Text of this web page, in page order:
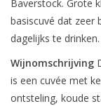
Baverstock. Grote
basiscuvé dat zeer
dagelijks te drinken.
Wijnomschrijving
is een cuvée met
ontsteling, koude